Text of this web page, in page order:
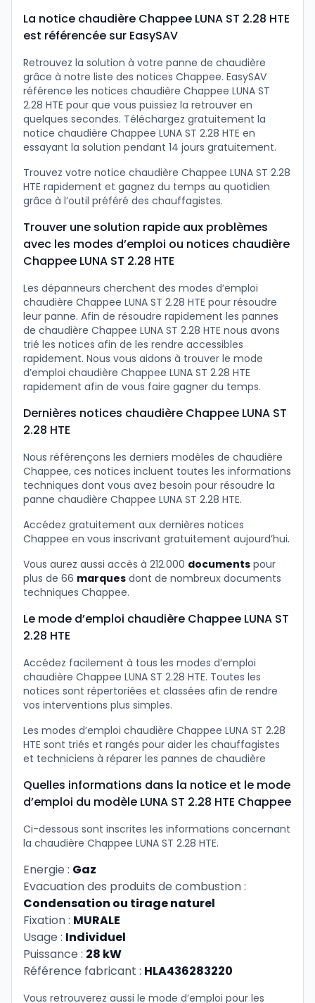
La notice chaudière Chappee LUNA ST 2.28 HTE
est référencée sur EasySAV
Retrouvez la solution à votre panne de chaudière
grâce à notre liste des notices Chappee. EasySAV
référence les notices chaudière Chappee LUNA ST
2.28 HTE pour que vous puissiez la retrouver en
quelques secondes. Téléchargez gratuitement la
notice chaudière Chappee LUNA ST 2.28 HTE en
essayant la solution pendant 14 jours gratuitement.
Trouvez votre notice chaudière Chappee LUNA ST 2.28
HTE rapidement et gagnez du temps au quotidien
grâce à l’outil préféré des chauffagistes.
Trouver une solution rapide aux problèmes
avec les modes d’emploi ou notices chaudière
Chappee LUNA ST 2.28 HTE
Les dépanneurs cherchent des modes d’emploi
chaudière Chappee LUNA ST 2.28 HTE pour résoudre
leur panne. Afin de résoudre rapidement les pannes
de chaudière Chappee LUNA ST 2.28 HTE nous avons
trié les notices afin de les rendre accessibles
rapidement. Nous vous aidons à trouver le mode
d’emploi chaudière Chappee LUNA ST 2.28 HTE
rapidement afin de vous faire gagner du temps.
Dernières notices chaudière Chappee LUNA ST
2.28 HTE
Nous référençons les derniers modèles de chaudière
Chappee, ces notices incluent toutes les informations
techniques dont vous avez besoin pour résoudre la
panne chaudière Chappee LUNA ST 2.28 HTE.
Accédez gratuitement aux dernières notices
Chappee en vous inscrivant gratuitement aujourd’hui.
Vous aurez aussi accès à 212.000 documents pour
plus de 66 marques dont de nombreux documents
techniques Chappee.
Le mode d’emploi chaudière Chappee LUNA ST
2.28 HTE
Accédez facilement à tous les modes d’emploi
chaudière Chappee LUNA ST 2.28 HTE. Toutes les
notices sont répertoriées et classées afin de rendre
vos interventions plus simples.
Les modes d’emploi chaudière Chappee LUNA ST 2.28
HTE sont triés et rangés pour aider les chauffagistes
et techniciens à réparer les pannes de chaudière
Quelles informations dans la notice et le mode
d’emploi du modèle LUNA ST 2.28 HTE Chappee
Ci-dessous sont inscrites les informations concernant
la chaudière Chappee LUNA ST 2.28 HTE.
Energie : Gaz
Evacuation des produits de combustion :
Condensation ou tirage naturel
Fixation : MURALE
Usage : Individuel
Puissance : 28 kW
Référence fabricant : HLA436283220
Vous retrouverez aussi le mode d’emploi pour les